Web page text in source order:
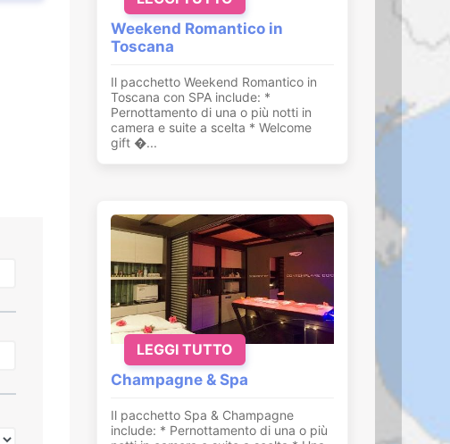
Weekend Romantico in
Toscana
Il pacchetto Weekend Romantico in
Toscana con SPA include: *
Pernottamento di una o più notti in
camera e suite a scelta * Welcome
gift �...
Champagne & Spa
Il pacchetto Spa & Champagne
include: * Pernottamento di una o più
LEGGI TUTTO